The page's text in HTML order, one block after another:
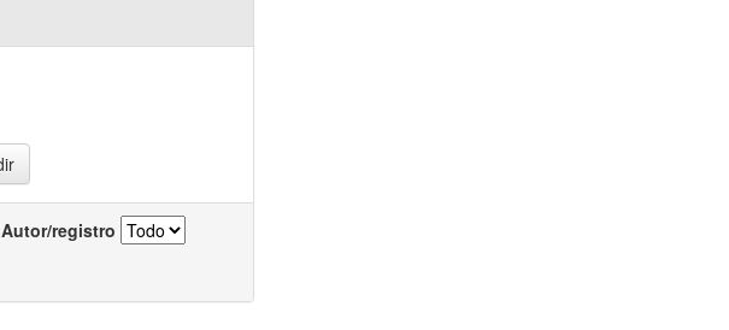
Autor/registro